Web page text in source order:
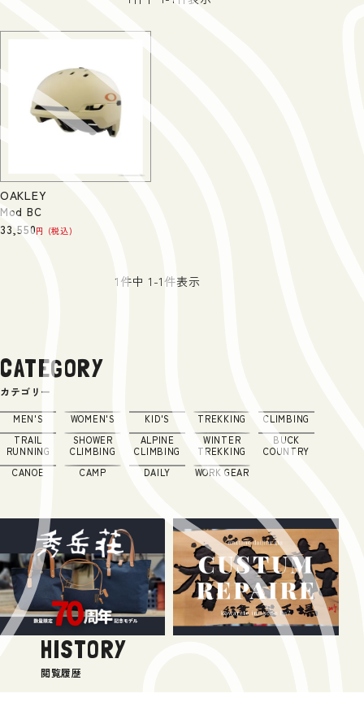
OAKLEY
Mod BC
33,550 税込
1 件中 1 -1件表示
CATEGORY
カテゴリー
MEN'S WOMEN'S KID'S TREKKING
CLIMBING
TRAIL
RUNNING
SHOWER
CLIMBING
ALPINE
CLIMBING
WINTER
TREKKING
BUCK
COUNTRY
CANOE
CAMP DAILY WORK GEAR
HISTORY
閲覧履歴